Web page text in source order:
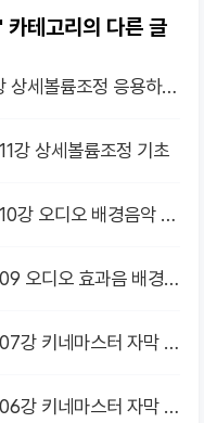
' 카테고리의 다른 글
상세볼륨조정 응용하기
강 상세볼륨조정 기초
강 오디오 배경음악 볼
오디오 효과음 배경음
강 키네마스터 자막 가
강 키네마스터 자막 폰